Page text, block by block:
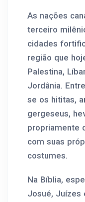
As nações
terceiro
cidades
região que
Palestina,
Jordânia.
se os hititas,
gergeseus,
propriamente
com suas
costumes.
Na Bíblia,
Josué, Juízes